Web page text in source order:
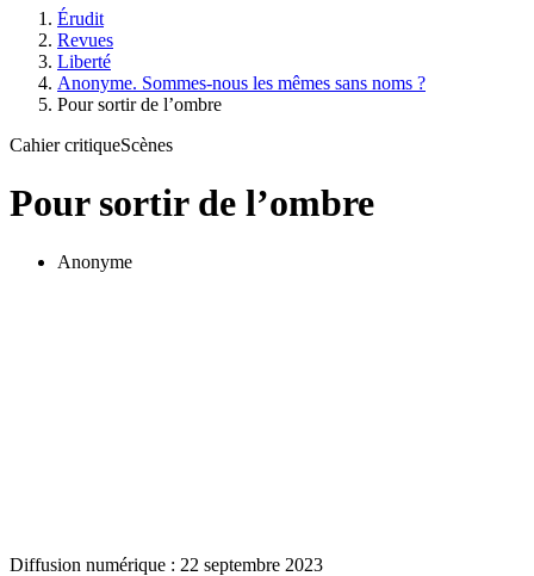
Érudit
Revues
Liberté
Anonyme. Sommes-nous les mêmes sans noms ?
Pour sortir de l’ombre
Cahier critiqueScènes
Pour sortir de l’ombre
Anonyme
Diffusion numérique : 22 septembre 2023